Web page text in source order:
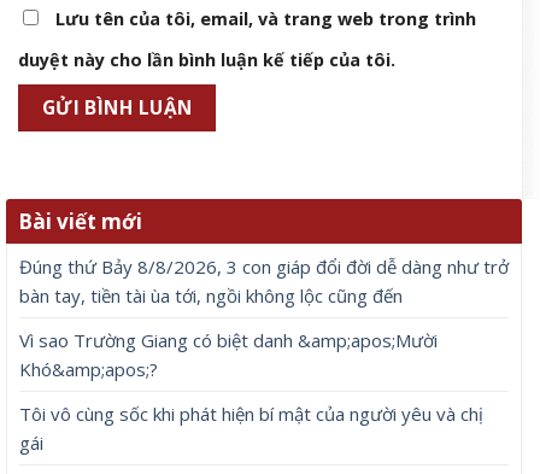
Lưu tên của tôi, email, và trang web trong trình
duyệt này cho lần bình luận kế tiếp của tôi.
Bài viết mới
Đúng thứ Bảy 8/8/2026, 3 con giáp đổi đời dễ dàng như trở
bàn tay, tiền tài ùa tới, ngồi không lộc cũng đến
Vì sao Trường Giang có biệt danh &amp;apos;Mười
Khó&amp;apos;?
Tôi vô cùng sốc khi phát hiện bí mật của người yêu và chị
gái